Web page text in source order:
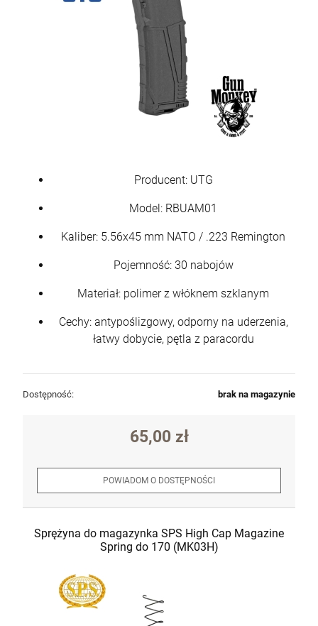
Producent: UTG
Model: RBUAM01
Kaliber: 5.56x45 mm NATO / .223 Remington
Pojemność: 30 nabojów
Materiał: polimer z włóknem szklanym
Cechy: antypoślizgowy, odporny na uderzenia,
łatwy dobycie, pętla z paracordu
Dostępność: brak na magazynie
65,00 zł
POWIADOM O DOSTĘPNOŚCI
Sprężyna do magazynka SPS High Cap Magazine
Spring do 170 (MK03H)